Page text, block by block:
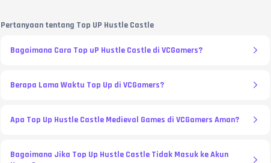
Pertanyaan tentang Top UP Hustle Castle
Bagaimana Cara Top uP Hustle Castle di VCGamers?
Berapa Lama Waktu Top Up di VCGamers?
Apa Top Up Hustle Castle Medieval Games di VCGamers Aman?
Bagaimana Jika Top Up Hustle Castle Tidak Masuk ke Akun